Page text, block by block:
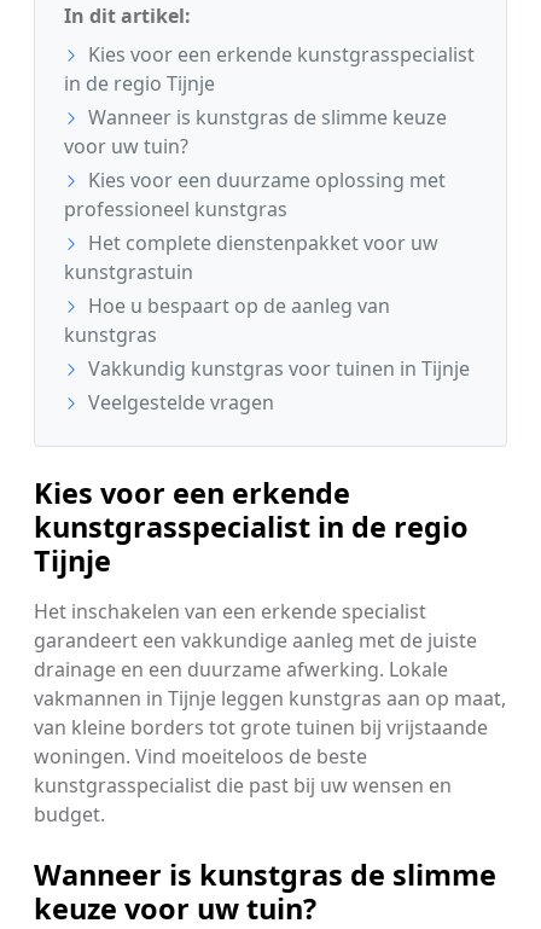
In dit artikel:
Kies voor een erkende kunstgrasspecialist
in de regio Tijnje
Wanneer is kunstgras de slimme keuze
voor uw tuin?
Kies voor een duurzame oplossing met
professioneel kunstgras
Het complete dienstenpakket voor uw
kunstgrastuin
Hoe u bespaart op de aanleg van
kunstgras
Vakkundig kunstgras voor tuinen in Tijnje
Veelgestelde vragen
Kies voor een erkende
kunstgrasspecialist in de regio
Tijnje
Het inschakelen van een erkende specialist
garandeert een vakkundige aanleg met de juiste
drainage en een duurzame afwerking. Lokale
vakmannen in Tijnje leggen kunstgras aan op maat,
van kleine borders tot grote tuinen bij vrijstaande
woningen. Vind moeiteloos de beste
kunstgrasspecialist die past bij uw wensen en
budget.
Wanneer is kunstgras de slimme
keuze voor uw tuin?